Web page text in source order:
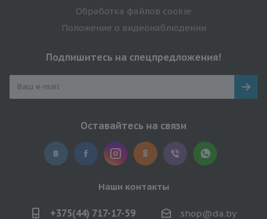
Обработка файлов cookie
Положение о видеонаблюдении
Подпишитесь на спецпредложения!
Оставайтесь на связи
Наши контакты
+375(44) 717-17-59 shop@da.by